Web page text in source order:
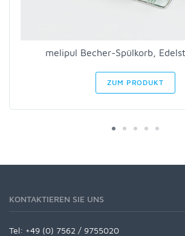
melipul Becher-Spülkorb,
ZUM PRODUKT
KONTAKTIEREN SIE UNS
Tel: +49 (0) 7562 / 9755020